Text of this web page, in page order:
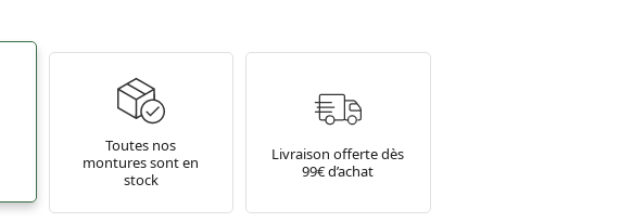
Toutes nos
montures sont en
stock
Livraison offerte dès
99€ d’achat